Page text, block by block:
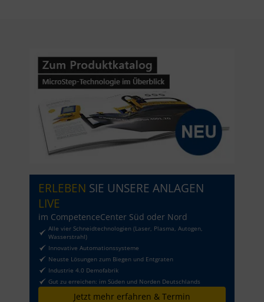
ERLEBEN SIE UNSERE ANLAGEN
LIVE
im CompetenceCenter Süd oder Nord
Alle vier Schneidtechnologien (Laser, Plasma, Autogen,
Wasserstrahl)
Innovative Automationssysteme
Neuste Lösungen zum Biegen und Entgraten
Industrie 4.0 Demofabrik
Gut zu erreichen: im Süden und Norden Deutschlands
Jetzt mehr erfahren & Termin